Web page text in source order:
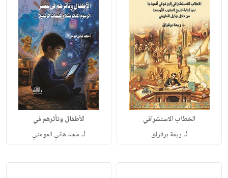
الخطاب الاستشراقي
لـ ريمة برقراق
الأطفال وتأثرهم في
لـ مجد هاني المومني